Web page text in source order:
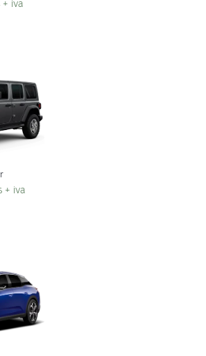
+ iva
+ iva